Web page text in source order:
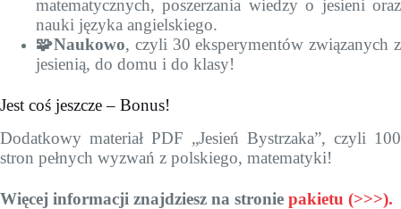
matematycznych, poszerzania wiedzy o jesieni oraz
nauki języka angielskiego.
🧩Naukowo, czyli 30 eksperymentów związanych z
jesienią, do domu i do klasy!
Jest coś jeszcze – Bonus!
Dodatkowy materiał PDF „Jesień Bystrzaka”, czyli 100
stron pełnych wyzwań z polskiego, matematyki!
Więcej informacji znajdziesz na stronie pakietu (>>>).